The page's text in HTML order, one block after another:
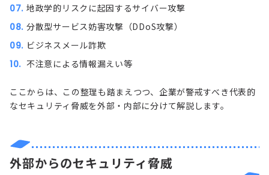
地政学的リスク に起因するサイバー攻撃
分散型サービス妨害攻撃（DDoS攻撃）
ビジネスメール詐欺
不注意による情報漏えい等
ここからは、この整理も踏まえつつ、企業が警戒すべき代表的
なセキュリティ脅威を外部・内部に分けて解説します。
外部からのセキュリティ脅威